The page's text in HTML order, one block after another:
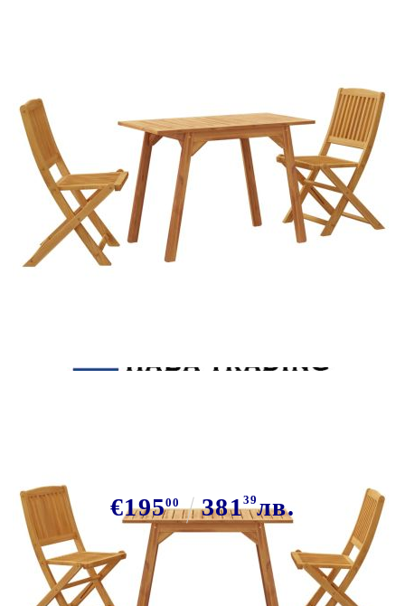
€19500 38139лв.
В наличност: 5 бр.